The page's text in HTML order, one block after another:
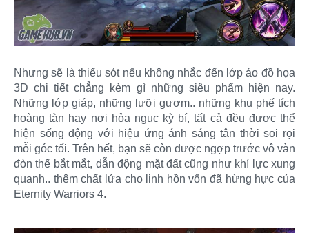
Nhưng sẽ là thiếu sót nếu không nhắc đến lớp áo đồ họa
3D chi tiết chẳng kèm gì những siêu phẩm hiện nay.
Những lớp giáp, những lưỡi gươm.. những khu phế tích
hoàng tàn hay nơi hỏa ngục kỳ bí, tất cả đều được thể
hiện sống động với hiệu ứng ánh sáng tân thời soi rọi
mỗi góc tối. Trên hết, bạn sẽ còn được ngợp trước vô vàn
đòn thế bắt mắt, dẫn động mặt đất cũng như khí lực xung
quanh.. thêm chất lửa cho linh hồn vốn đã hừng hực của
Eternity Warriors 4.